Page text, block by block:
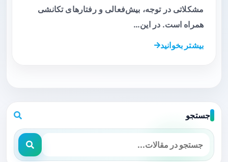
مشکلاتی در توجه، بیش‌فعالی و رفتارهای تکانشی
همراه است. در این…
بیشتر بخوانید
جستجو